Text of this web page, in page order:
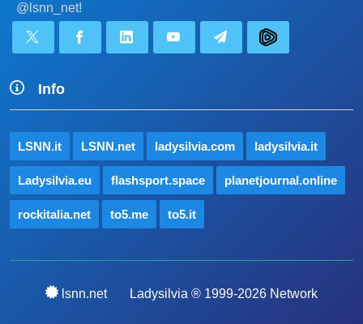
@lsnn_net!
Info
LSNN.it LSNN.net ladysilvia.com ladysilvia.it
Ladysilvia.eu flashsport.space planetjournal.online
rockitalia.net to5.me to5.it
lsnn.net Ladysilvia ® 1999-2026 Network